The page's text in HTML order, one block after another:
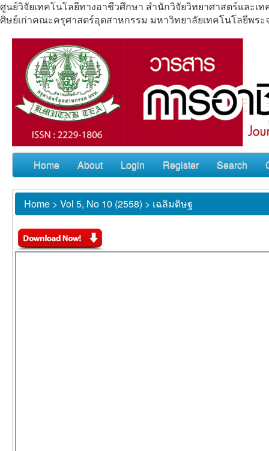
ศูนย์วิจัยเทคโนโลยีทางอาชีวศึกษา สำนักวิจัยวิทยาศาสตร์และ
ศิษย์เก่าคณะครุศาสตร์อุตสาหกรรม มหาวิทยาลัยเทคโนโลยีพระ
Home About Login Register Search
Home > Vol 5, No 10 (2558) > เฉลิมดิษฐ